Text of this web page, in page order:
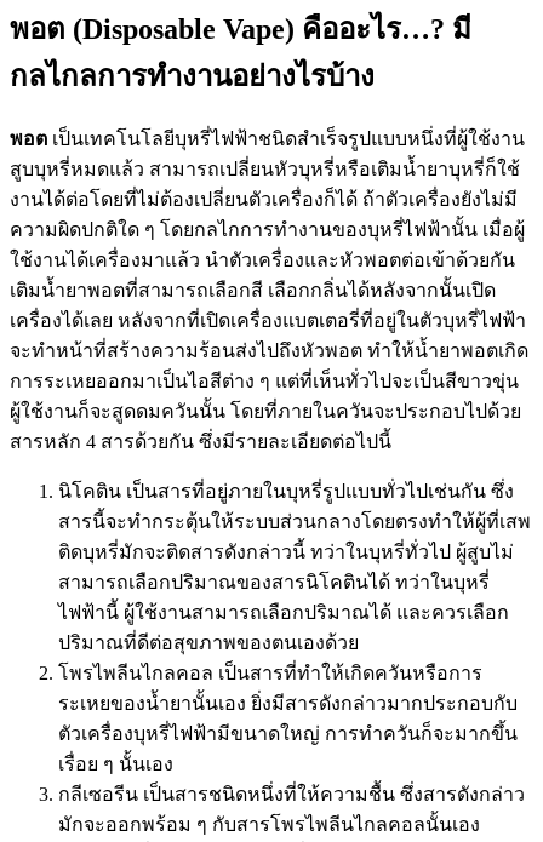
พอต (Disposable Vape) คืออะไร…? มี
กลไกลการทำงานอย่างไรบ้าง
พอต เป็นเทคโนโลยีบุหรี่ไฟฟ้าชนิดสำเร็จรูปแบบหนึ่งที่ผู้ใช้งาน
สูบบุหรี่หมดแล้ว สามารถเปลี่ยนหัวบุหรี่หรือเติมน้ำยาบุหรี่ก็ใช้
งานได้ต่อโดยที่ไม่ต้องเปลี่ยนตัวเครื่องก็ได้ ถ้าตัวเครื่องยังไม่มี
ความผิดปกติใด ๆ โดยกลไกการทำงานของบุหรี่ไฟฟ้านั้น เมื่อผู้
ใช้งานได้เครื่องมาแล้ว นำตัวเครื่องและหัวพอตต่อเข้าด้วยกัน
เติมน้ำยาพอตที่สามารถเลือกสี เลือกกลิ่นได้หลังจากนั้นเปิด
เครื่องได้เลย หลังจากที่เปิดเครื่องแบตเตอรี่ที่อยู่ในตัวบุหรี่ไฟฟ้า
จะทำหน้าที่สร้างความร้อนส่งไปถึงหัวพอต ทำให้น้ำยาพอตเกิด
การระเหยออกมาเป็นไอสีต่าง ๆ แต่ที่เห็นทั่วไปจะเป็นสีขาวขุ่น
ผู้ใช้งานก็จะสูดดมควันนั้น โดยที่ภายในควันจะประกอบไปด้วย
สารหลัก 4 สารด้วยกัน ซึ่งมีรายละเอียดต่อไปนี้
นิโคติน เป็นสารที่อยู่ภายในบุหรี่รูปแบบทั่วไปเช่นกัน ซึ่ง
สารนี้จะทำกระตุ้นให้ระบบส่วนกลางโดยตรงทำให้ผู้ที่เสพ
ติดบุหรี่มักจะติดสารดังกล่าวนี้ ทว่าในบุหรี่ทั่วไป ผู้สูบไม่
สามารถเลือกปริมาณของสารนิโคตินได้ ทว่าในบุหรี่
ไฟฟ้านี้ ผู้ใช้งานสามารถเลือกปริมาณได้ และควรเลือก
ปริมาณที่ดีต่อสุขภาพของตนเองด้วย
โพรไพลีนไกลคอล เป็นสารที่ทำให้เกิดควันหรือการ
ระเหยของน้ำยานั้นเอง ยิ่งมีสารดังกล่าวมากประกอบกับ
ตัวเครื่องบุหรี่ไฟฟ้ามีขนาดใหญ่ การทำควันก็จะมากขึ้น
เรื่อย ๆ นั้นเอง
กลีเซอรีน เป็นสารชนิดหนึ่งที่ให้ความชื้น ซึ่งสารดังกล่าว
มักจะออกพร้อม ๆ กับสารโพรไพลีนไกลคอลนั้นเอง